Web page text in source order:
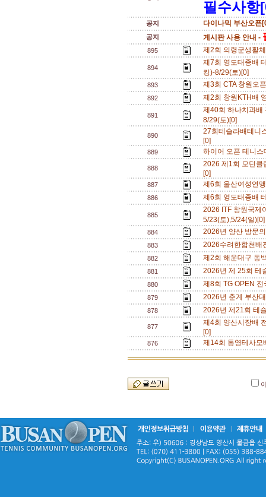
필수사항
공지 다이나믹 부산오픈
공지 게시판 사용 안내 -
895 제2회 의령군생활
894
제7회 영도태종배
킹)-8/29(토)[0]
893 제3회 CTA 창원오
892 제2회 창원KTH배
891
제40회 하나치과배
8/29(토)[0]
890
27회테슬라배테니
[0]
889 하이어 오픈 테니
888
2026 제1회 모던클
[0]
887 제6회 울산여성연
886 제6회 영도태종배
885
2026 ITF 창원국제
5/23(토),5/24(일
884 2026년 양산 방문
883 2026수려한합천배
882 제2회 해운대구 동
881 2026년 제 25회 테
880 제8회 TG OPEN
879 2026년 춘계 부산
878 2026년 제21회 테
877
제4회 양산시장배
[0]
876 제14회 통영테사